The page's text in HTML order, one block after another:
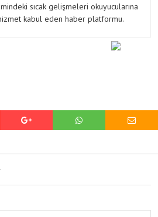
sıcak gelişmeleri okuyucularına
kabul eden haber platformu.